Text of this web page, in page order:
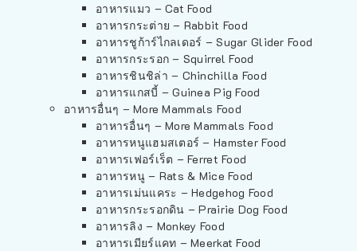
อาหารแมว – Cat Food
อาหารกระต่าย – Rabbit Food
อาหารชูก้าร์ไกลเดอร์ – Sugar Glider Food
อาหารกระรอก – Squirrel Food
อาหารชินชิล่า – Chinchilla Food
อาหารแกสบี้ – Guinea Pig Food
อาหารอื่นๆ – More Mammals Food
อาหารอื่นๆ – More Mammals Food
อาหารหนูแฮมสเตอร์ – Hamster Food
อาหารเฟอร์เร็ต – Ferret Food
อาหารหนู – Rats & Mice Food
อาหารเม่นแคระ – Hedgehog Food
อาหารกระรอกดิน – Prairie Dog Food
อาหารลิง – Monkey Food
อาหารเมียร์แคท – Meerkat Food